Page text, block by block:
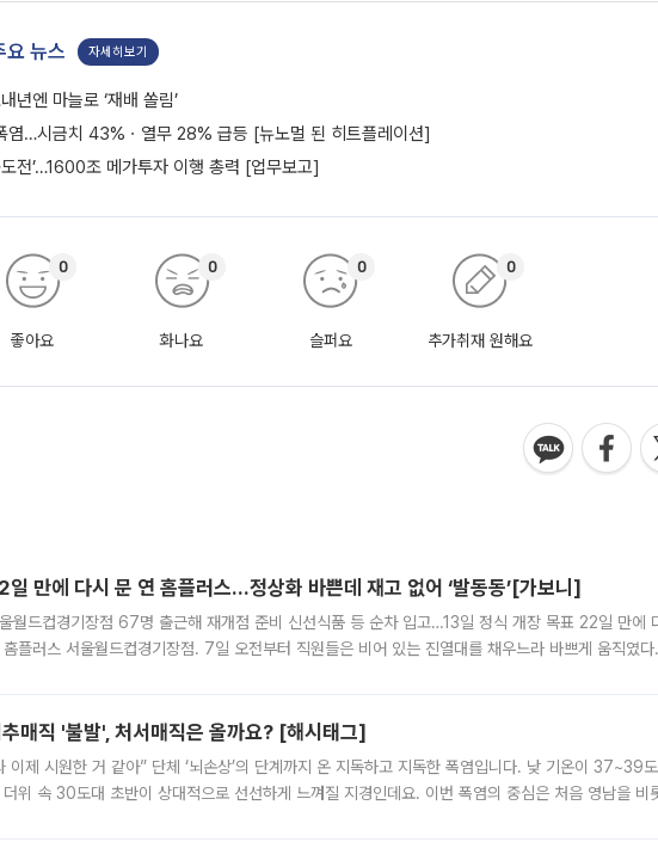
요 뉴스 자세히보기
년엔 마늘로 ‘재배 쏠림’
염…시금치 43%ㆍ열무 28% 급등 [뉴노멀 된 히트플레이션]
도전’…1600조 메가투자 이행 총력 [업무보고]
좋아요
0
화나요
0
슬퍼요
0
추가취재 원해요
0
일 만에 다시 문 연 홈플러스…정상화 바쁜데 재고 없어 ‘발동동’[가보니]
월드컵경기장점 67명 출근해 재개점 준비 신선식품 등 순차 입고…13일 정식 개장 목표 22일 만에
홈플러스 서울월드컵경기장점. 7일 오전부터 직원들은 비어 있는 진열대를 채우느라 바쁘게 움직였
매직 '불발', 처서매직은 올까요? [해시태그]
이제 시원한 거 같아” 단체 ‘뇌손상’의 단계까지 온 지독하고 지독한 폭염입니다. 낮 기온이 37~39
더위 속 30도대 초반이 상대적으로 선선하게 느껴질 지경인데요. 이번 폭염의 중심은 처음 영남을 비